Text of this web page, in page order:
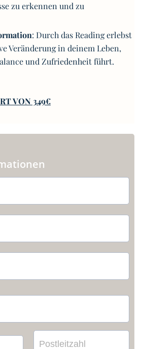
zu erkennen und zu
: Durch das Reading erlebst
Veränderung in deinem Leben,
und Zufriedenheit führt.
VON 349€